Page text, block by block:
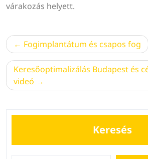
várakozás helyett.
Bejegyzés
navigáció
Fogimplantátum és csapos fog
Keresőoptimalizálás Budapest és
videó
Keresés